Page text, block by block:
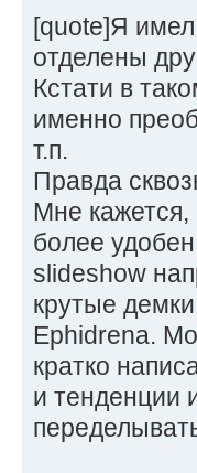
[quote]Я имел
отделены
Кстати в
именно
т.п.
Правда
Мне кажется,
более
slideshow
крутые
Ephidrena.
кратко
и тенденции